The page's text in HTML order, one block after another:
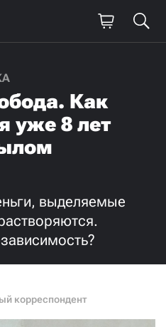
Как
уже 8 лет
выделяемые
корреспондент
Разово
300
свое гражданство РФ